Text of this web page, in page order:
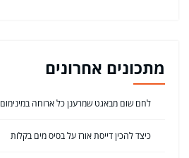
מתכונים אחרונים
לחם שום מבאגט שמרענן כל ארוחה במינימום effort
כיצד להכין דייסת אורז על בסיס מים בקלות